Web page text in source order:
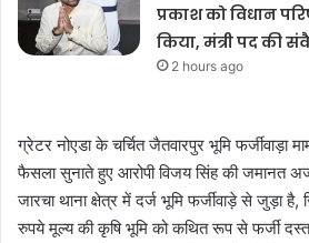
प्रकाश को विधान
किया, मंत्री पद की
2 hours ago
ग्रेटर नोएडा के चर्चित जैतवारपुर भूमि
फैसला सुनाते हुए आरोपी विजय सिंह की जमानत
जारचा थाना क्षेत्र में दर्ज भूमि फर्जीवाड़े से जुड़ा है,
रुपये मूल्य की कृषि भूमि को कथित रूप से फर्जी